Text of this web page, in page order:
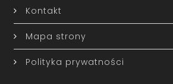
Kontakt
Mapa strony
Polityka prywatności